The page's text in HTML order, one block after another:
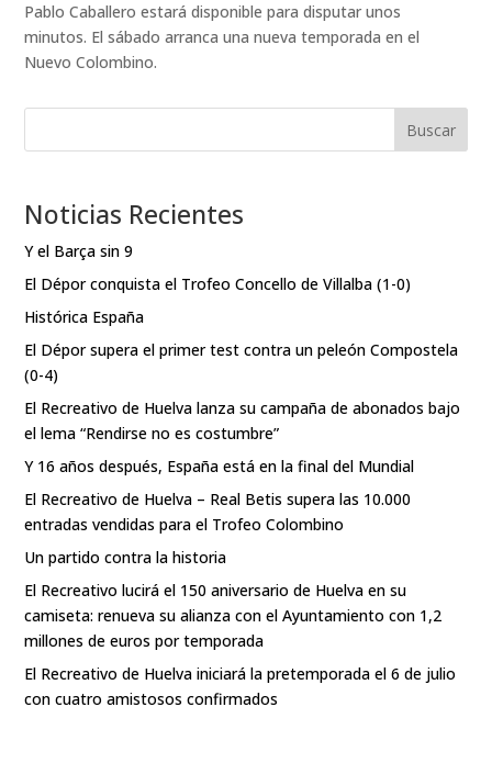
Pablo Caballero estará disponible para disputar unos
minutos. El sábado arranca una nueva temporada en el
Nuevo Colombino.
Buscar
Noticias Recientes
Y el Barça sin 9
El Dépor conquista el Trofeo Concello de Villalba (1-0)
Histórica España
El Dépor supera el primer test contra un peleón Compostela
(0-4)
El Recreativo de Huelva lanza su campaña de abonados bajo
el lema “Rendirse no es costumbre”
Y 16 años después, España está en la final del Mundial
El Recreativo de Huelva – Real Betis supera las 10.000
entradas vendidas para el Trofeo Colombino
Un partido contra la historia
El Recreativo lucirá el 150 aniversario de Huelva en su
camiseta: renueva su alianza con el Ayuntamiento con 1,2
millones de euros por temporada
El Recreativo de Huelva iniciará la pretemporada el 6 de julio
con cuatro amistosos confirmados